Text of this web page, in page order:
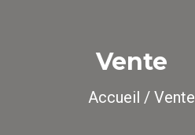
Vente
Accueil / Vente